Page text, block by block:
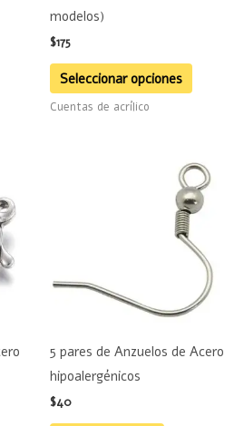
modelos)
$175
Seleccionar opciones
página
Cuentas de acrílico
5 pares de Anzuelos de Acero
hipoalergénicos
$40